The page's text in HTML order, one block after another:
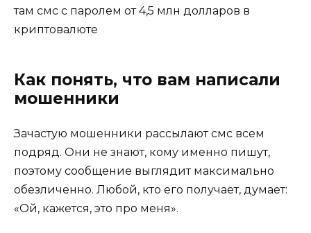
там смс с паролем от 4,5 млн долларов в
криптовалюте
Как понять, что вам написали
мошенники
Зачастую мошенники рассылают смс всем
подряд. Они не знают, кому именно пишут,
поэтому сообщение выглядит максимально
обезличенно. Любой, кто его получает, думает:
«Ой, кажется, это про меня».